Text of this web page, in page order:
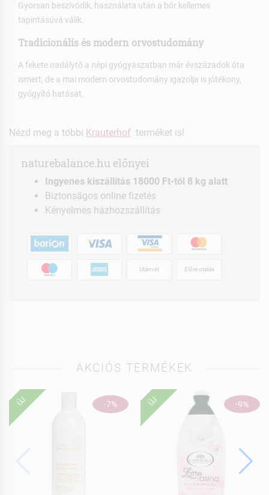
Gyorsan beszívódik, használata után a bőr kellemes
tapintásúvá válik.
Tradicionális és modern orvostudomány
A fekete nadálytő a népi gyógyászatban már évszázadok óta
ismert, de a mai modern orvostudomány igazolja is jótékony,
gyógyító hatását.
Nézd meg a többi Krauterhof terméket is!
naturebalance.hu előnyei
Ingyenes kiszállítás 18000 Ft-tól 8 kg alatt
Biztonságos online fizetés
Kényelmes házhozszállítás
Utánvét Előre utalás
AKCIÓS TERMÉKEK
-7%
ÚJ -9%
ÚJ